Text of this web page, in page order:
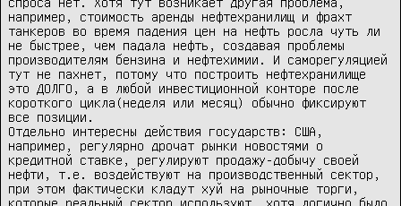
например, стоимость аренды нефтехранилищ и фрахт
танкеров во время падения цен на нефть росла чуть ли
не быстрее, чем падала нефть, создавая проблемы
производителям бензина и нефтехимии. И саморегуляцией
тут не пахнет, потому что построить нефтехранилище
это ДОЛГО, а в любой инвестиционной конторе после
короткого цикла(неделя или месяц) обычно фиксируют
все позиции.
Отдельно интересны действия государств: США,
например, регулярно дрочат рынки новостями о
кредитной ставке, регулируют продажу-добычу своей
нефти, т.е. воздействуют на производственный сектор,
при этом фактически кладут хуй на рыночные торги,
которые реальный сектор используют, хотя логично было